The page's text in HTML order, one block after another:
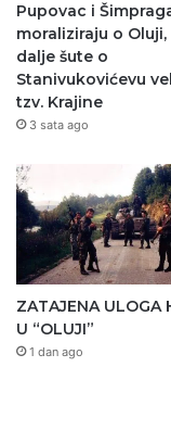
Pupovac i
moraliziraju o Oluji,
dalje šute o
Stanivukovićevu
tzv. Krajine
3 sata ago
ZATAJENA ULOGA
U “OLUJI”
1 dan ago